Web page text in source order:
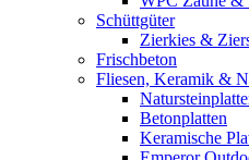
Schüttgüter
Zierkies &
Frischbeton
Fliesen, Keramik &
Betonplatten
Keramische